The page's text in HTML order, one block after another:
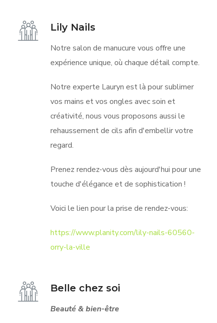
Lily Nails
Notre salon de manucure vous offre une
expérience unique, où chaque détail compte.
Notre experte Lauryn est là pour sublimer
vos mains et vos ongles avec soin et
créativité, nous vous proposons aussi le
rehaussement de cils afin d'embellir votre
regard.
Prenez rendez-vous dès aujourd'hui pour une
touche d'élégance et de sophistication !
Voici le lien pour la prise de rendez-vous:
https://www.planity.com/lily-nails-60560-
orry-la-ville
Belle chez soi
Beauté & bien-être